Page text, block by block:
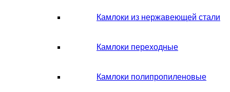
Камлоки из нержавеющей стали
Камлоки переходные
Камлоки полипропиленовые